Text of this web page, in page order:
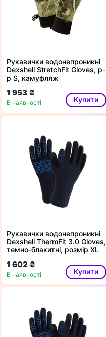
Рукавички водонепроникні
Dexshell StretchFit Gloves, p-
p S, камуфляж
1 953 ₴
В наявності Купити
Рукавички водонепроникні
Dexshell ThermFit 3.0 Gloves,
темно-блакитні, розмір XL
1 602 ₴
В наявності Купити